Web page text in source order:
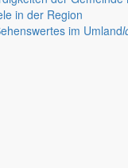
in der Region
im Umland
Pandemie in den